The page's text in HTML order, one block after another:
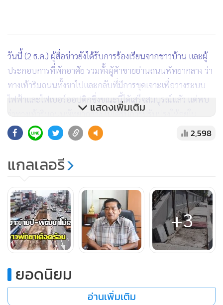
วันนี้ (2 ธ.ค.) ผู้สื่อข่าวยังได้รับการร้องเรียนจากชาวบ้าน และผู้
ประกอบการที่พักอาศัย รวมทั้งผู้ค้าขายย่านถนนพัทยากลาง ว่า
ทางเท้าริมถนนทั้งขาไปและกลับที่มีการขุดเจาะเพื่อวางระบบ
ไฟฟ้าและไฟเบอร์ออปติกซึ่งขณะนี้ได้เสร็จสมบูรณ์แล้ว แต่พบ
ว่าทางเท้าริมถนนพัทยากลาง ไม่ได้รับการปรับปรุงให้อยู่ใน
สภาพเดิม ขณะที่หลายจุดกลายสภาพเป็นหลุมขนาดใหญ่ และ
ไม่มีการนำอุปกรณ์ใดๆ มาปิดกั้นเพื่อป้องกันอันตรายให้
โดยจุดที่สร้างความเดือดร้อนให้ประชาชนอย่างหนักคือ ถนน
เทพประสิทธิ์ ที่ได้ดำเนินการขุดเจาะทั้ง 2 ฝั่ง และผู้รับจ้างได้ฝา
ตะแกรงระบายน้ำตลอดเส้นทางสูงกว่าผิวจราจรถึง 7 เซนติเมตร
จนทำให้ชาวบ้านที่ต้องสัญจรไปมาได้รับความเดือดร้อนนั้น
แสดงเพิ่มเติม
2,598
แกลเลอรี
+3
ยอดนิยม
อ่านเพิ่มเติม